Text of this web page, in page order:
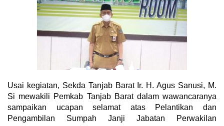
Usai kegiatan, Sekda Tanjab Barat Ir. H. Agus Sanusi, M.
Si mewakili Pemkab Tanjab Barat dalam wawancaranya
sampaikan ucapan selamat atas Pelantikan dan
Pengambilan Sumpah Janji Jabatan Perwakilan